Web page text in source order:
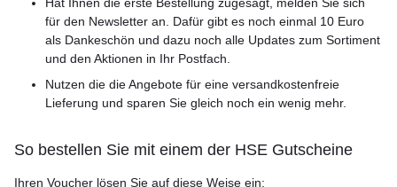
für den Newsletter an. Dafür gibt es noch einmal 10 Euro
als Dankeschön und dazu noch alle Updates zum Sortiment
und den Aktionen in Ihr Postfach.
Nutzen die die Angebote für eine versandkostenfreie
Lieferung und sparen Sie gleich noch ein wenig mehr.
So bestellen Sie mit einem der HSE Gutscheine
Ihren Voucher lösen Sie auf diese Weise ein: